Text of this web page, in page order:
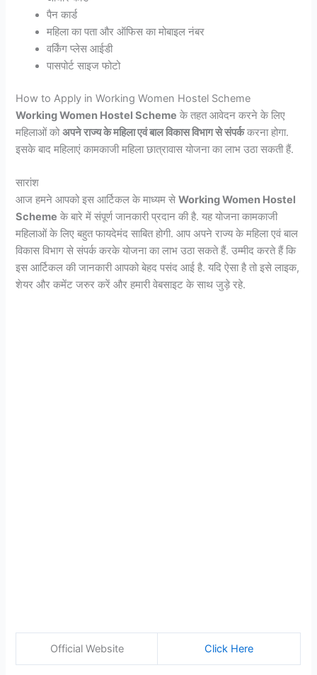
पैन कार्ड
महिला का पता और ऑफिस का मोबाइल नंबर
वर्किंग प्लेस आईडी
पासपोर्ट साइज फोटो
How to Apply in Working Women Hostel Scheme
Working Women Hostel Scheme के तहत आवेदन करने के लिए
महिलाओं कोअपने राज्य के महिला एवं बाल विकास विभाग से संपर्ककरना होगा.
इसके बाद महिलाएं कामकाजी महिला छात्रावास योजना का लाभ उठा सकती हैं.
सारांश
आज हमने आपको इस आर्टिकल के माध्यम सेWorking Women Hostel
Scheme के बारे में संपूर्ण जानकारी प्रदान की है. यह योजना कामकाजी
महिलाओं के लिए बहुत फायदेमंद साबित होगी. आप अपने राज्य के महिला एवं बाल
विकास विभाग से संपर्क करके योजना का लाभ उठा सकते हैं. उम्मीद करते हैं कि
इस आर्टिकल की जानकारी आपको बेहद पसंद आई है. यदि ऐसा है तो इसे लाइक,
शेयर और कमेंट जरुर करें और हमारी वेबसाइट के साथ जुड़े रहे.
Official Website Click Here